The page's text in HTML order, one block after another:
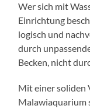
Wer sich mit
Einrichtung
logisch und
durch
Becken, nicht
Mit einer soliden
Malawiaquarium